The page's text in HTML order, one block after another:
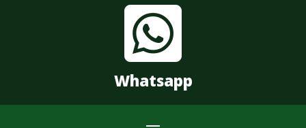

Whatsapp